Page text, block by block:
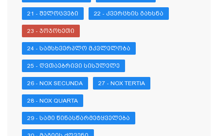
21 - ᲨᲔᲚᲝᲪᲕᲔᲑᲘ 22 - ᲙᲕᲔᲠᲪᲮᲘᲡ ᲒᲐᲮᲡᲜᲐ
23 - ᲯᲝᲯᲝᲮᲔᲗᲘ
24 - ᲡᲐᲛᲡᲮᲕᲔᲠᲞᲚᲝ ᲛᲙᲕᲚᲔᲚᲝᲑᲐ
25 - ᲦᲕᲗᲐᲔᲑᲠᲘᲕᲘ ᲡᲘᲡᲣᲚᲔᲚᲔ
26 - NOX SECUNDA 27 - NOX TERTIA
28 - NOX QUARTA
29 - ᲡᲐᲛᲘ ᲬᲘᲜᲐᲡᲬᲐᲠᲛᲔᲢᲧᲕᲔᲚᲔᲑᲐ